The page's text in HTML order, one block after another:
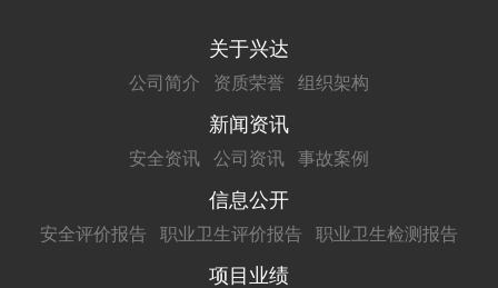
关于兴达
公司简介 资质荣誉 组织架构
新闻资讯
安全资讯 公司资讯 事故案例
信息公开
安全评价报告 职业卫生评价报告 职业卫生检测报告
项目业绩